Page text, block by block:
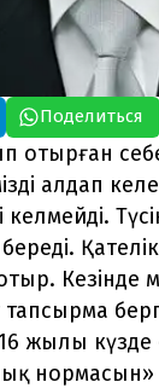
Поделиться
отырған
алдап
келмейді.
Кезінде
жылы күзде
нормасын»